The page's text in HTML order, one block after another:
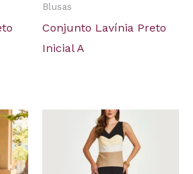
Blusas
Conjunto Lavínia Preto
Inicial A